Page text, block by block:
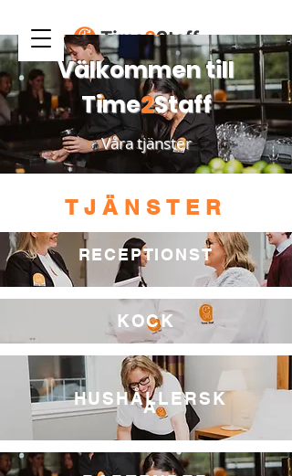
Välkommen till
Time2Staff
Våra tjänster
TJÄNSTER
RECEPTIONST
KOCK
HUSHÅLLERSK
A